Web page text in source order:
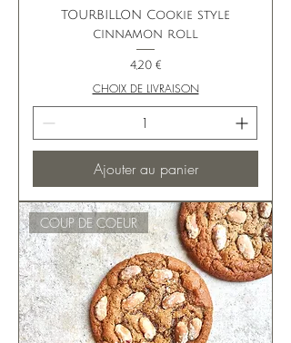
TOURBILLON Cookie style
cinnamon roll
Prix
4,20 €
CHOIX DE LIVRAISON
Ajouter au panier
COUP DE COEUR